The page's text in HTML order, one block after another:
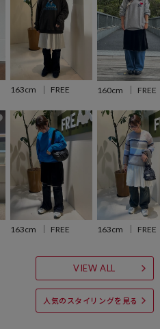
163cm FREE 160cm FREE
163cm FREE 163cm FREE
VIEW ALL
人気のスタイリングを見る